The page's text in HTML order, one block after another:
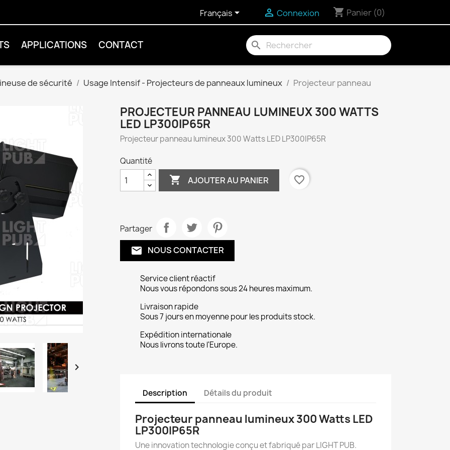
Français  Connexion shopping_cart Panier (0)
APPLICATIONS CONTACT search
de sécurité Usage Intensif - Projecteurs de panneaux lumineux Projecteur panneau

PROJECTEUR PANNEAU LUMINEUX 300 WATTS
LED LP300IP65R
Projecteur panneau lumineux 300 Watts LED LP300IP65R
Quantité
 AJOUTER AU PANIER favorite_border
Partager
email NOUS CONTACTER
Service client réactif
Nous vous répondons sous 24 heures maximum.
Livraison rapide
Sous 7 jours en moyenne pour les produits stock.
Expédition internationale
Nous livrons toute l'Europe.
Description Détails du produit
Projecteur panneau lumineux 300 Watts LED
LP300IP65R
Une innovation technologie conçu et fabriqué par LIGHT PUB.